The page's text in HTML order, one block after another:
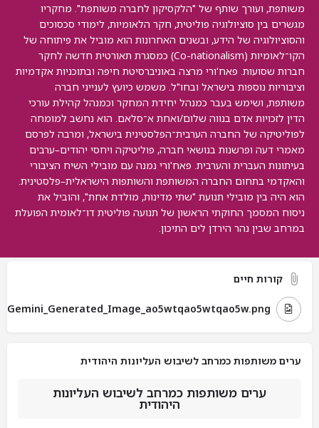
משותפת, ועורך שותף של "הלקסיקון לחברה משותפת". מחקריו
מגשרים בין סוציולוגיה פוליטית, חקר הלאומיות, לימודי סכסוכים
והסוציולוגיה של הידע, ובשנים האחרונות הוא מוביל את פיתוחה של
הקו־לאומיות (Co-nationalism) כמסגרת תאורטית חדשה לחקר
חברות שסועות. פאח'ורי מרצה באוניברסיטת חיפה ובתוכניות אקדמיות
וציבוריות נוספות בישראל ובחו"ל. משמש כיועץ לענייני חברה
משותפת, ושימש בעבר כמנהל יחידת המחקר וכמנהל קהילת עורכי
הדין לזכויות אדם בנווה שלום/ואחת א־סלאם. הוא נחשב למומחה
לפוליטיקה של החברה הערבית־הפלסטינית בישראל, ומרבה לפרסם
מאמרי דעה ופרשנות בנושאי חברה, פוליטיקה ויחסי יהודים–ערבים
בעיתונות העברית והערבית. פאח'ורי נמנה עם מובילי השיח הציבורי
והאקדמי בתחום החברה המשותפת והשותפות הישראלית–פלסטינית.
הוא היה בין מובילי תנועת "שתי מדינות, מולדת אחת", והוביל את
ניסוח המסמך החוקתי הראשון של תנועה פוליטית דו־לאומית הפועלת
במרחב שבין נהר הירדן לים התיכון.
קורות חיים
Gemini_Generated_Image_ao5wtqao5wtqao5w.png
ערים משותפות כמרחב לשיבוש העליונות היהודית
ערים משותפות כמרחב לשיבוש העליונות
היהודית